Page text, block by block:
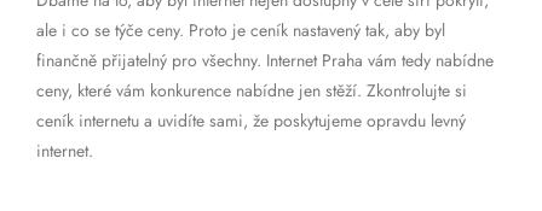
ale i co se týče ceny. Proto je ceník nastavený tak, aby byl
finančně přijatelný pro všechny. Internet Praha vám tedy nabídne
ceny, které vám konkurence nabídne jen stěží. Zkontrolujte si
ceník internetu a uvidíte sami, že poskytujeme opravdu levný
internet.